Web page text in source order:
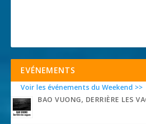
EVÉNEMENTS
Voir les événements du Weekend >>
BAO VUONG, DERRIÈRE LES